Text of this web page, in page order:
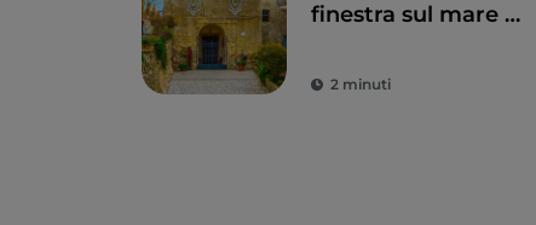
finestra sul mare a
Taormina
2 minuti